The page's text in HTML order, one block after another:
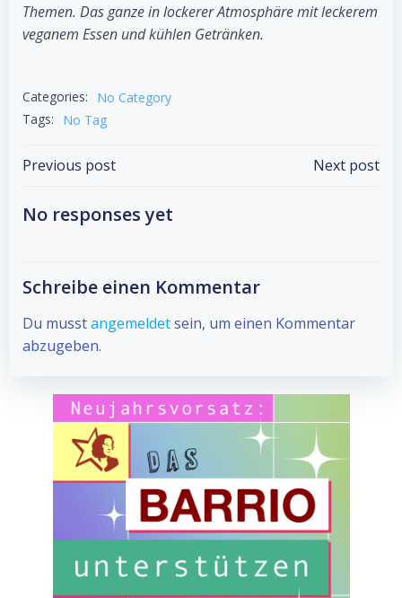
Themen. Das ganze in lockerer Atmosphäre mit leckerem
veganem Essen und kühlen Getränken.
Categories:
No Category
Tags:
No Tag
Post
navigation
Previous post Next post
No responses yet
Schreibe einen Kommentar
Du musstangemeldetsein, um einen Kommentar
abzugeben.